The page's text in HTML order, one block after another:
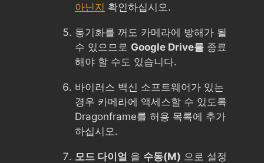
아닌지 확인하십시오.
동기화를 꺼도 카메라에 방해가 될
수 있으므로 Google Drive를 종료
해야 할 수도 있습니다.
바이러스 백신 소프트웨어가 있는
경우 카메라에 액세스할 수 있도록
Dragonframe를 허용 목록에 추가
하십시오.
모드 다이얼 을 수동(M) 으로 설정